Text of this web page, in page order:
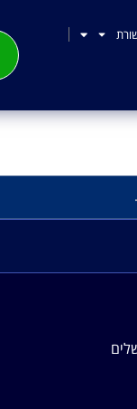
.